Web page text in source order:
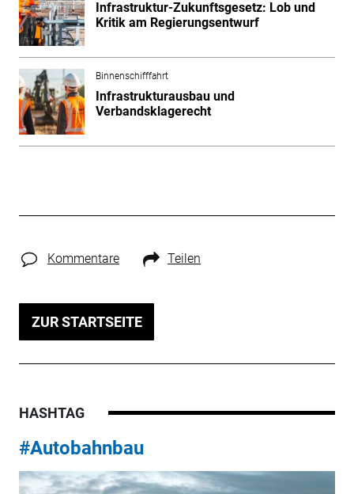
Infrastruktur-Zukunftsgesetz: Lob und
Kritik am Regierungsentwurf
Binnenschifffahrt
Infrastrukturausbau und
Verbandsklagerecht
Kommentare Teilen
ZUR STARTSEITE
HASHTAG
#Autobahnbau